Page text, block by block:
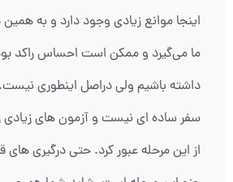
اینجا موانع زیادی وجود دارد و به همین
ما می‌گیرد و ممکن است احساس راکد
داشته باشیم ولی دراصل اینطوری
سفر ساده ای نیست و آزمون های زیادی
از این مرحله عبور کرد. حتی درگیری